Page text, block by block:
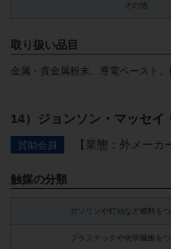
その他
取り扱い品目
金属・貴金属粉末、導電ペースト
ジョンソン・マッセイ
賛助会員 【業態：外メーカ
触媒の分類
ガソリンや灯油など燃料を
プラスチックや化学繊維を